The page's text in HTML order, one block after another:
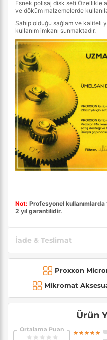
Esnek polisaj disk seti Özellikle
ve döküm malzemelerde
Sahip olduğu sağlam ve kaliteli
kullanım imkanı sunmaktadır.
Not: Profesyonel kullanımlarda
2 yıl garantilidir.
İade & Teslimat
Proxxon
Mikromat
Ürün
Ortalama Puan